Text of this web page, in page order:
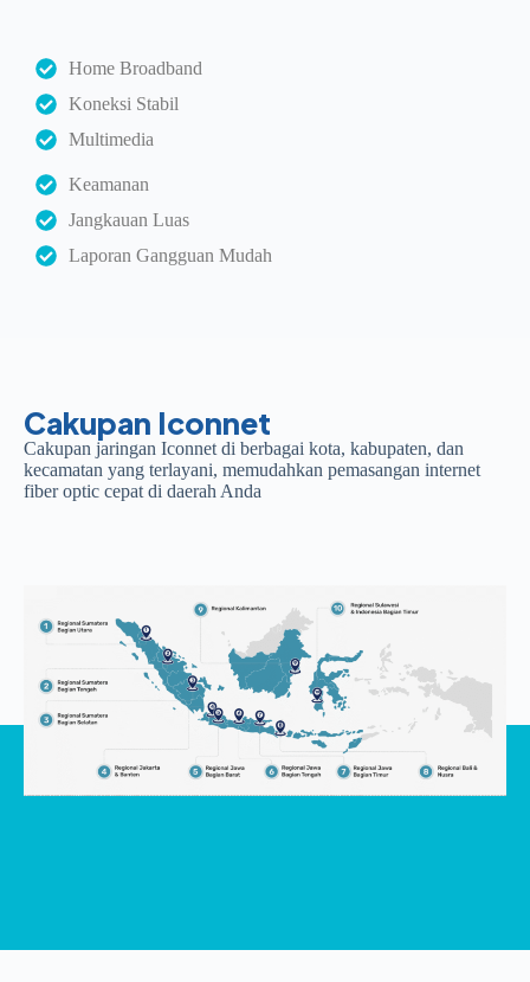
Home Broadband
Koneksi Stabil
Multimedia
Keamanan
Jangkauan Luas
Laporan Gangguan Mudah
Cakupan Iconnet
Cakupan jaringan Iconnet di berbagai kota, kabupaten, dan
kecamatan yang terlayani, memudahkan pemasangan internet
fiber optic cepat di daerah Anda